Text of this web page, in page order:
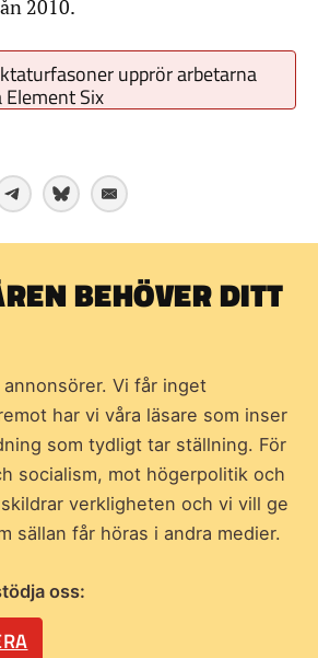
2010.
upprör arbetarna
Element Six
BEHÖVER DITT
Vi får inget
har vi våra läsare som inser
som tydligt tar ställning. För
socialism, mot högerpolitik och
verkligheten och vi vill ge
sällan får höras i andra medier.
oss: